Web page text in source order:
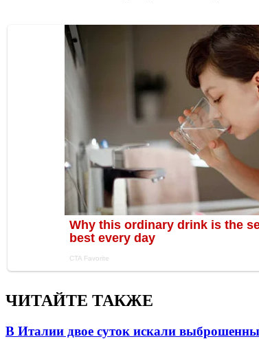
ЧИТАЙТЕ ТАКЖЕ
В Италии двое суток искали